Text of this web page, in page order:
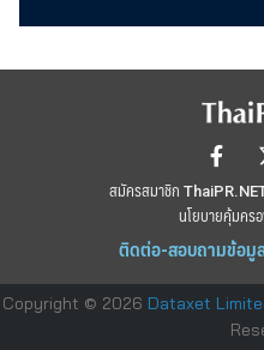
สมัครสมาชิก
นโยบายคุ้มคร
ติดต่อ-สอบถามข้อมู
Copyright © 2026 Dataxet